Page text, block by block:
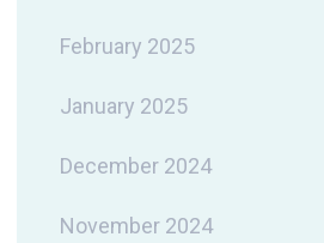
February 2025
January 2025
December 2024
November 2024